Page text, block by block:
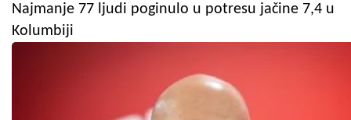
Najmanje 77 ljudi poginulo u potresu jačine 7,4 u
Kolumbiji